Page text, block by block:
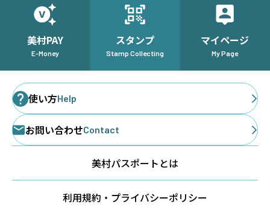
美村PAY
E-Money
スタンプ
Stamp Collecting
マイページ
My Page
使い方Help
お問い合わせContact
美村パスポートとは
利用規約・プライバシーポリシー